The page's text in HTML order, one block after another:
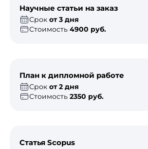
Научные статьи на заказ
Срок от 3 дня
Стоимость 4900 руб.
План к дипломной работе
Срок от 2 дня
Стоимость 2350 руб.
Статья Scopus